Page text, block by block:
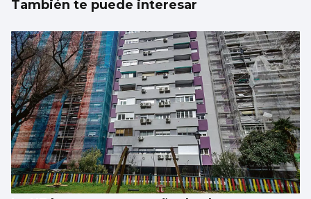
También te puede interesar